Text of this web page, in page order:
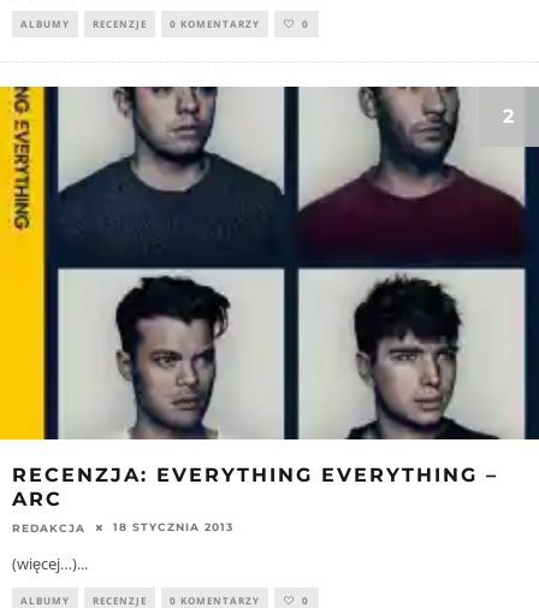
ALBUMY RECENZJE 0 KOMENTARZY 0
2
RECENZJA: EVERYTHING EVERYTHING –
ARC
REDAKCJA 18 STYCZNIA 2013
(więcej…)...
ALBUMY RECENZJE 0 KOMENTARZY 0